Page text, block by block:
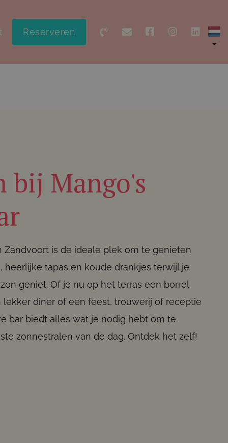
Reserveren
bij Mango's
Zandvoort is de ideale plek om te genieten
heerlijke tapas en koude drankjes terwijl je
geniet. Of je nu op het terras een borrel
diner of een feest, trouwerij of receptie
bar biedt alles wat je nodig hebt om te
zonnestralen van de dag. Ontdek het zelf!